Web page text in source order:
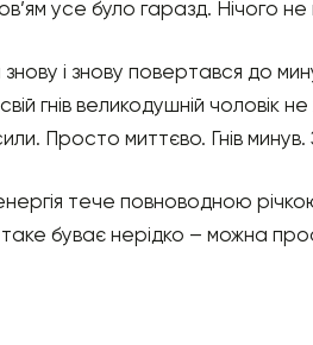
усе було гаразд. Нічого
знову і знову повертався до
гнів великодушній чоловік
Просто миттєво. Гнів
тече повноводною
буває нерідко – можна